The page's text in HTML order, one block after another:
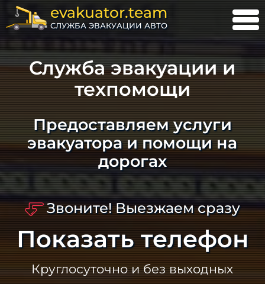
evakuator.team
СЛУЖБА ЭВАКУАЦИИ АВТО
Служба эвакуации и
техпомощи
Предоставляем услуги
эвакуатора и помощи на
дорогах
Звоните! Выезжаем сразу
Показать телефон
Круглосуточно и без выходных